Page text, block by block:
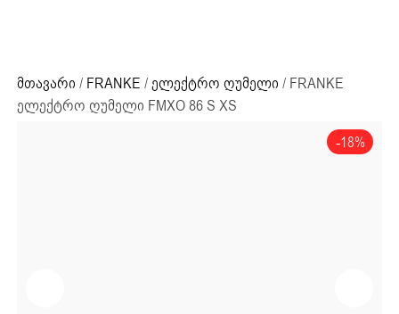
მთავარი / FRANKE /ელექტრო ღუმელი / FRANKE
ელექტრო ღუმელი FMXO 86 S XS
-18%